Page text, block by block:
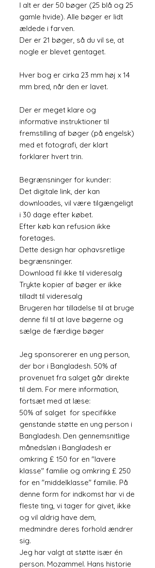
I alt er der 50 bøger (25 blå og 25
gamle hvide). Alle bøger er lidt
ældede i farven.
Der er 21 bøger, så du vil se, at
nogle er blevet gentaget.
Hver bog er cirka 23 mm høj x 14
mm bred, når den er lavet.
Der er meget klare og
informative instruktioner til
fremstilling af bøger (på engelsk)
med et fotografi, der klart
forklarer hvert trin.
Begrænsninger for kunder:
Det digitale link, der kan
downloades, vil være tilgængeligt
i 30 dage efter købet.
Efter køb kan refusion ikke
foretages.
Dette design har ophavsretlige
begrænsninger.
Download fil ikke til videresalg
Trykte kopier af bøger er ikke
tilladt til videresalg
Brugeren har tilladelse til at bruge
denne fil til at lave bøgerne og
sælge de færdige bøger
Jeg sponsorerer en ung person,
der bor i Bangladesh. 50% af
provenuet fra salget går direkte
til dem. For mere information,
fortsæt med at læse:
50% af salget for specifikke
genstande støtte en ung person i
Bangladesh. Den gennemsnitlige
månedsløn i Bangladesh er
omkring £ 150 for en "lavere
klasse" familie og omkring £ 250
for en "middelklasse" familie. På
denne form for indkomst har vi de
fleste ting, vi tager for givet, ikke
og vil aldrig have dem,
medmindre deres forhold ændrer
sig.
Jeg har valgt at støtte især én
person. Mozammel. Hans historie